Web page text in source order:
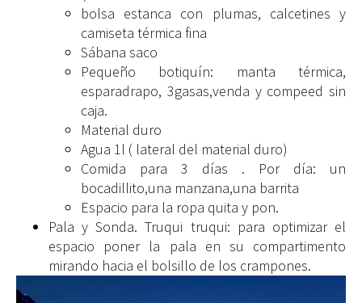
bolsa estanca con plumas, calcetines y
camiseta térmica fina
Sábana saco
Pequeño botiquín: manta térmica,
esparadrapo, 3gasas,venda y compeed sin
caja.
Material duro
Agua 1l ( lateral del material duro)
Comida para 3 días . Por día: un
bocadillito,una manzana,una barrita
Espacio para la ropa quita y pon.
Pala y Sonda. Truqui truqui: para optimizar el
espacio poner la pala en su compartimento
mirando hacia el bolsillo de los crampones.